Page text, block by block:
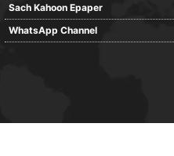
Sach Kahoon Epaper
WhatsApp Channel